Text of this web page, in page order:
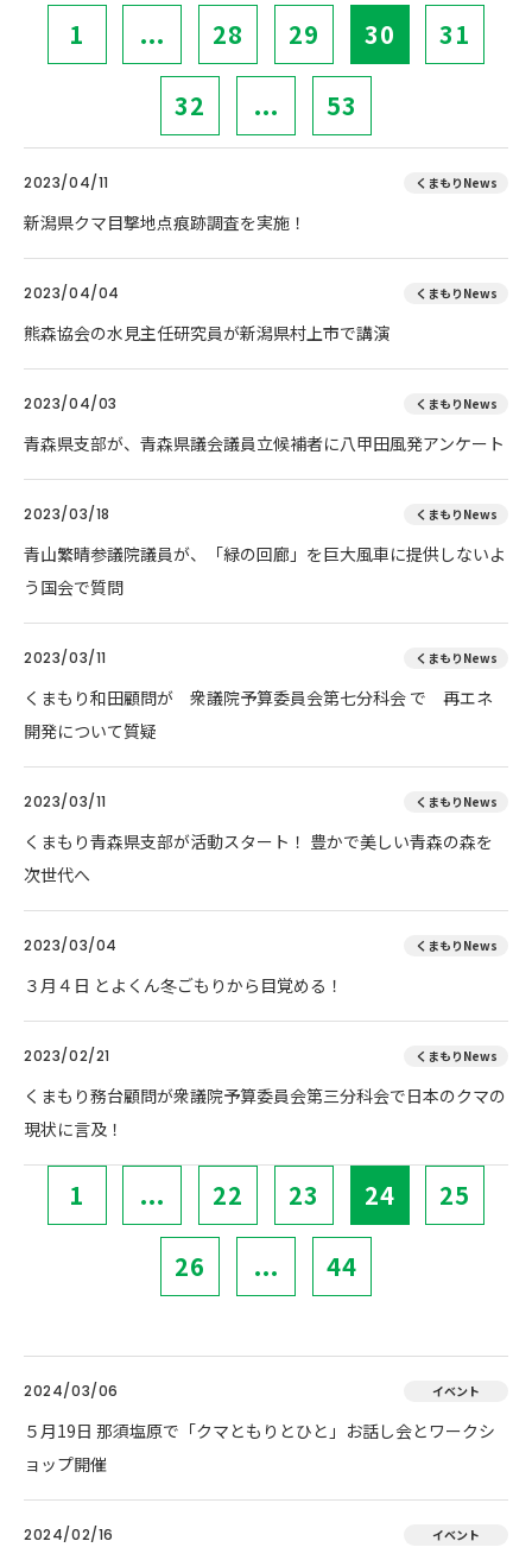
1 ... 28 29 30 31
32 ... 53
2023/04/11 くまもりNews
新潟県クマ目撃地点痕跡調査を実施！
2023/04/04 くまもりNews
熊森協会の水見主任研究員が新潟県村上市で講演
2023/04/03 くまもりNews
青森県支部が、青森県議会議員立候補者に八甲田風発アンケート
2023/03/18 くまもりNews
青山繁晴参議院議員が、「緑の回廊」を巨大風車に提供しないよ
う国会で質問
2023/03/11 くまもりNews
くまもり和田顧問が 衆議院予算委員会第七分科会 で 再エネ
開発について質疑
2023/03/11 くまもりNews
くまもり青森県支部が活動スタート！ 豊かで美しい青森の森を
次世代へ
2023/03/04 くまもりNews
３月４日 とよくん冬ごもりから目覚める！
2023/02/21 くまもりNews
くまもり務台顧問が衆議院予算委員会第三分科会で日本のクマの
現状に言及！
1 ... 22 23 24 25
26 ... 44
2024/03/06 イベント
５月19日 那須塩原で「クマともりとひと」お話し会とワークシ
ョップ開催
2024/02/16 イベント